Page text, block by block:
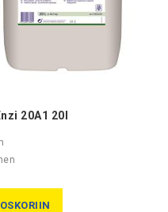
20A1 20l